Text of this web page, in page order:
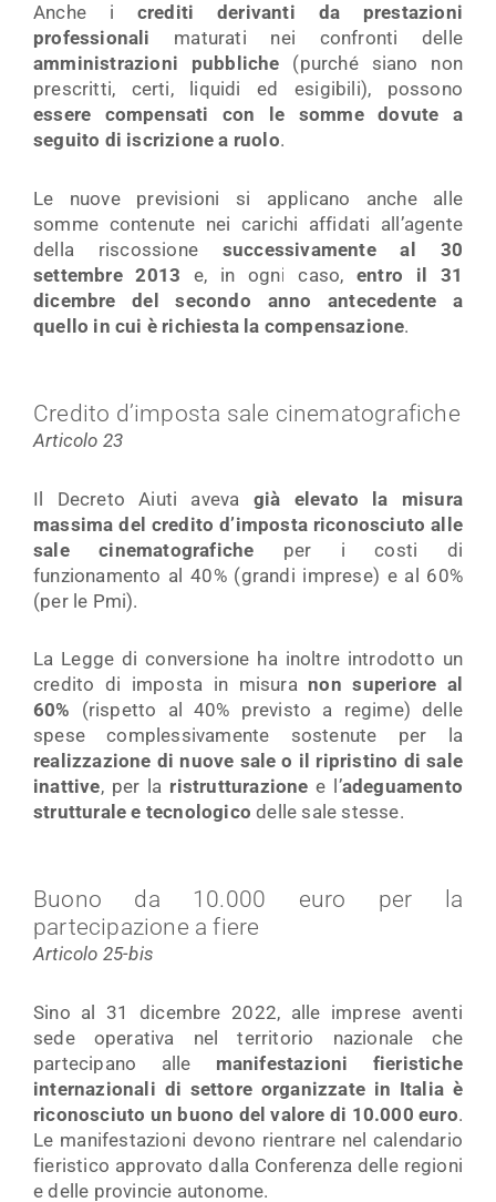
Anche i crediti derivanti
da prestazioni
professionali maturati nei confronti delle
amministrazioni pubbliche (purché siano non
prescritti, certi, liquidi ed esigibili), possono
essere compensati con le somme dovute a
seguito di iscrizione a ruolo.
Le nuove previsioni si applicano anche alle
somme contenute nei carichi affidati all’agente
della riscossione successivamente al 30
settembre 2013 e, in ogni caso, entro il 31
dicembre del secondo anno antecedente a
quello in cui è richiesta la compensazione.
Credito d’imposta sale cinematografiche
Articolo 23
Il Decreto Aiuti aveva già elevato la misura
massima del credito d’imposta riconosciuto alle
sale cinematografiche per i costi di
funzionamento al 40% (grandi imprese) e al 60%
(per le Pmi).
La Legge di conversione ha inoltre introdotto un
credito di imposta in misura non superiore al
60% (rispetto al 40% previsto a regime) delle
spese complessivamente sostenute per la
realizzazione di nuove sale o il ripristino di sale
inattive, per la ristrutturazione e l’adeguamento
strutturale e tecnologico delle sale stesse.
Buono da 10.000 euro per la
partecipazione a fiere
Articolo 25-bis
Sino al 31 dicembre 2022, alle imprese aventi
sede operativa nel territorio nazionale che
partecipano alle manifestazioni fieristiche
internazionali di settore organizzate in Italia è
riconosciuto un buono del valore di 10.000 euro.
Le manifestazioni devono rientrare nel calendario
fieristico approvato dalla Conferenza delle regioni
e delle provincie autonome.